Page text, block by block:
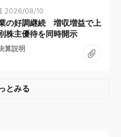
2026/08/10
の好調継続 増収増益で上
株主優待を同時開示
算説明
とみる